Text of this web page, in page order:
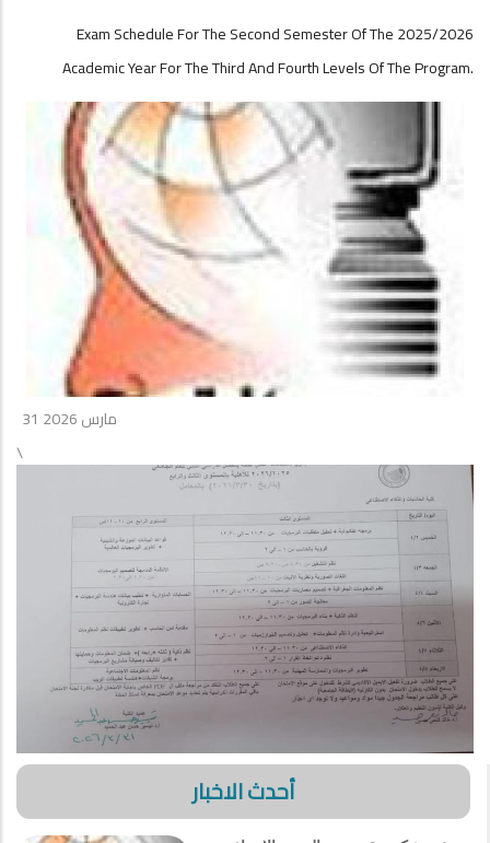
Exam Schedule For The Second Semester Of The 2025/2026
Academic Year For The Third And Fourth Levels Of The Program.
31 مارس 2026
\
أحدث الاخبار